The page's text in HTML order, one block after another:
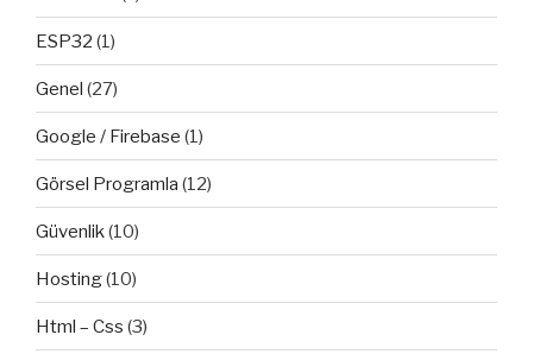
ESP32 (1)
Genel (27)
Google / Firebase (1)
Görsel Programla (12)
Güvenlik(10)
Hosting(10)
Html – Css (3)